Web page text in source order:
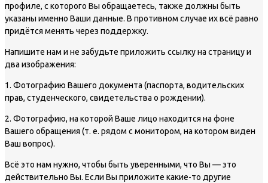
профиле, с которого Вы обращаетесь, также должны быть
указаны именно Ваши данные. В противном случае их всё равно
придётся менять через поддержку.
Напишите нам и не забудьте приложить ссылку на страницу и
два изображения:
1. Фотографию Вашего документа (паспорта, водительских
прав, студенческого, свидетельства о рождении).
2. Фотографию, на которой Ваше лицо находится на фоне
Вашего обращения (т. е. рядом с монитором, на котором виден
Ваш вопрос).
Всё это нам нужно, чтобы быть уверенными, что Вы — это
действительно Вы. Если Вы приложите какие-то другие